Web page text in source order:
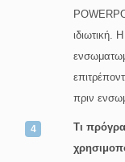
ιδιωτική.
πριν
Τι